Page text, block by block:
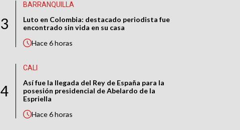
3
BARRANQUILLA
Luto en Colombia: destacado periodista fue
encontrado sin vida en su casa
Hace6 horas
4
CALI
Así fue la llegada del Rey de España para la
posesión presidencial de Abelardo de la
Espriella
Hace6 horas